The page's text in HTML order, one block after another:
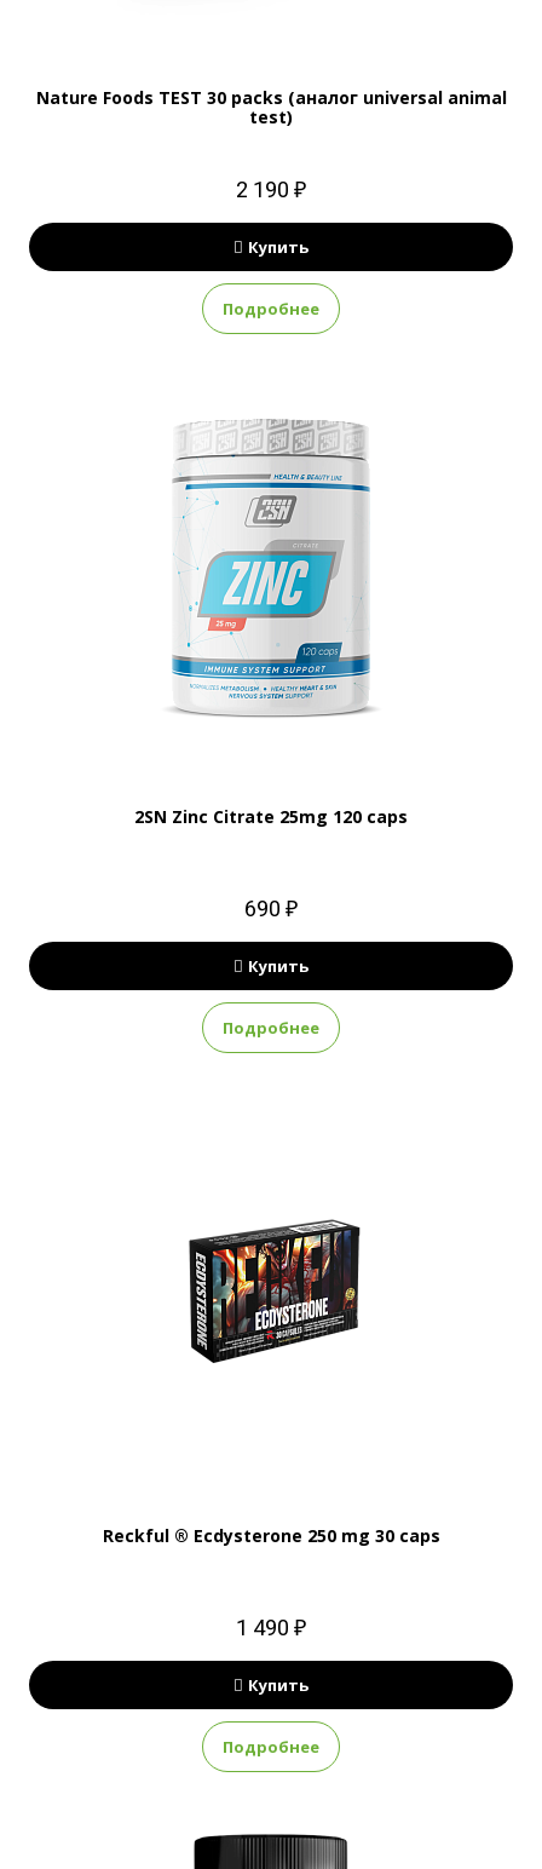
Nature Foods TEST 30 packs (аналог universal animal
test)
2 190 ₽
Купить
Подробнее
2SN Zinc Citrate 25mg 120 caps
690 ₽
Купить
Подробнее
Reckful ® Ecdysterone 250 mg 30 caps
1 490 ₽
Купить
Подробнее